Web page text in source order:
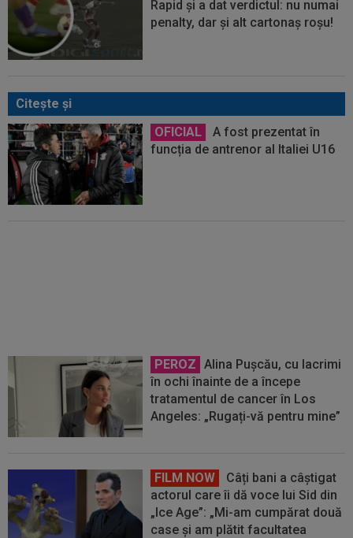
Rapid și a dat verdictul: nu numai
penalty, dar și alt cartonaș roșu!
Citeşte şi
OFICIAL
A fost prezentat în
funcția de antrenor al Italiei U16
PEROZ Alina Pușcău, cu lacrimi
în ochi înainte de a începe
tratamentul de cancer în Los
Angeles: „Rugați-vă pentru mine”
FILM NOW
Câți bani a câștigat
actorul care îi dă voce lui Sid din
„Ice Age”: „Mi-am cumpărat două
case și am plătit facultatea